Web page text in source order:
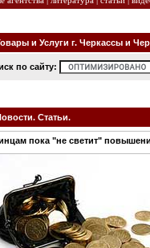
и Услуги г. Черкассы и
по сайту:
Статьи.
пока "не светит"